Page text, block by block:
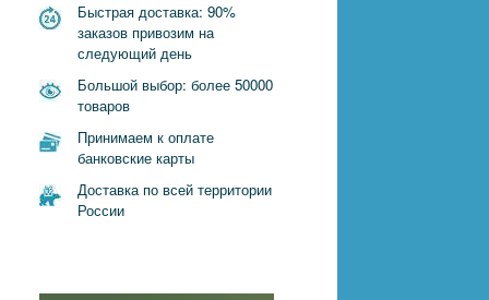
Быстрая доставка: 90%
заказов привозим на
следующий день
Большой выбор: более 50000
товаров
Принимаем к оплате
банковские карты
Доставка по всей территории
России